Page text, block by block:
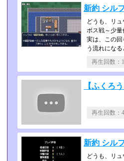
新約 シル
どうも、リュ
ボス戦～少
実は、この
う流れになる
再生回数
【ふくろ
再生回数
新約 シル
どうも、リュ